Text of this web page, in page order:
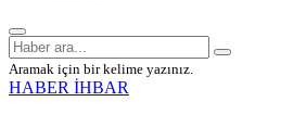
Aramak için bir kelime yazınız.
HABER İHBAR